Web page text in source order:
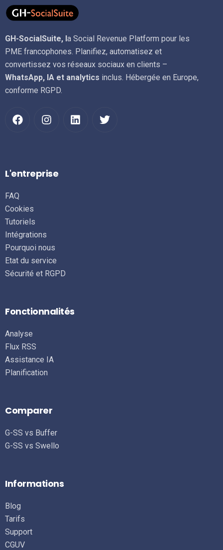
GH-SocialSuite, l a Social Revenue Platform pour les
PME francophones. Planifiez, automatisez et
convertissez vos réseaux sociaux en clients –
WhatsApp, IA et analytics inclus. Hébergée en Europe,
conforme RGPD.
L'entreprise
FAQ
Cookies
Tutoriels
Intégrations
Pourquoi nous
Etat du service
Sécurité et RGPD
Fonctionnalités
Analyse
Flux RSS
Assistance IA
Planification
Comparer
G-SS vs Buffer
G-SS vs Swello
Informations
Blog
Tarifs
Support
CGUV